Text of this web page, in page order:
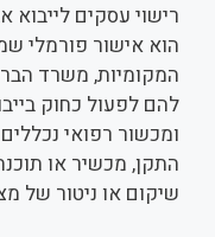
רישוי עסקים לייבוא
הוא אישור פורמלי
המקומיות, משרד
להם לפעול כחוק
ומכשור רפואי
התקן, מכשיר או
שיקום או ניטור של